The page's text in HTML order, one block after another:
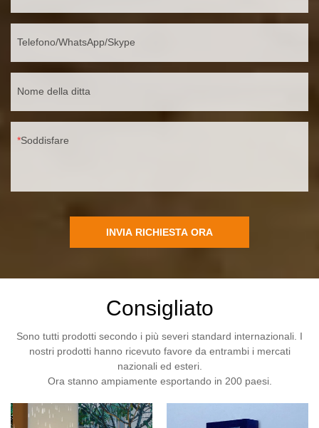
Telefono/WhatsApp/Skype
Nome della ditta
Soddisfare
INVIA RICHIESTA ORA
Consigliato
Sono tutti prodotti secondo i più severi standard internazionali. I
nostri prodotti hanno ricevuto favore da entrambi i mercati
nazionali ed esteri.
Ora stanno ampiamente esportando in 200 paesi.